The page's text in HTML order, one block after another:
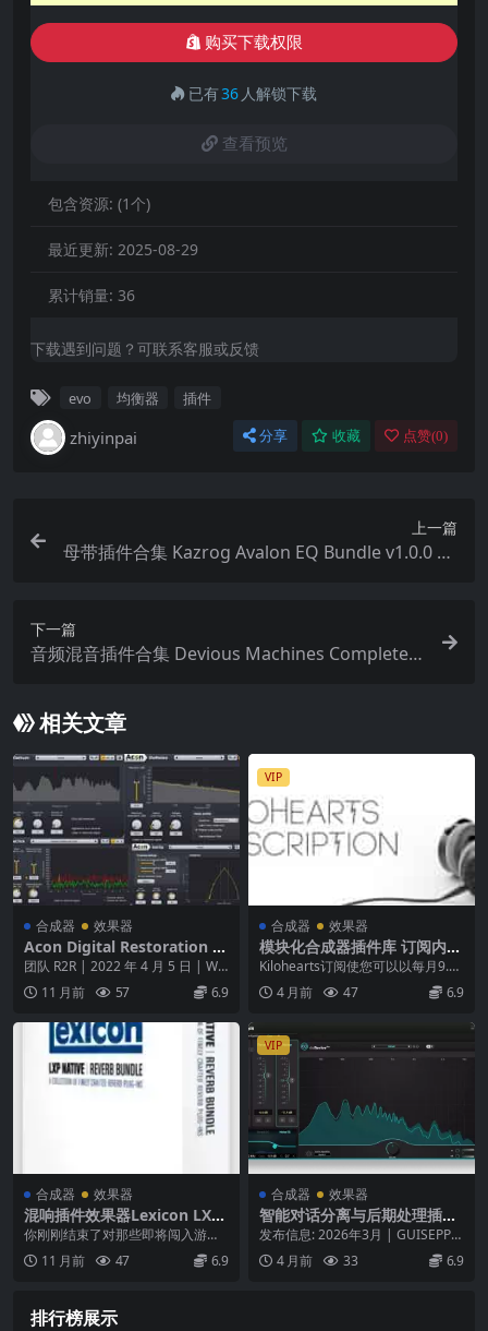
购买下载权限
已有36 人解锁下载
查看预览
包含资源: (1个)
最近更新: 2025-08-29
累计销量: 36
下载遇到问题？可联系客服或反馈
evo 均衡器 插件
zhiyinpai 分享 收藏 点赞(0)
上一篇
母带插件合集 Kazrog Avalon EQ Bundle v1.0.0 Wi
下一篇
音频混音插件合集 Devious Machines Complete E
相关文章
合成器 效果器
Acon Digital Restoration S
uite v2.1.27 音频恢复和降噪
插件
团队 R2R | 2022 年 4 月 5 日 | WI
N：17.6MB | M...
11 月前 57 6.9
VIP
合成器 效果器
模块化合成器插件库 订阅内容
kiloHearts Subscription v2.
4.6-WiN
Kilohearts订阅使您可以以每月9.99
美元的价格立即访问每个Kilohe...
4 月前 47 6.9
合成器 效果器
混响插件效果器Lexicon LXP
Native Reverb v1.3.13.8007
你刚刚结束了对那些即将闯入游戏
的艺术家的追踪。当你意识到你渴
望更多的东西时，你就...
11 月前 47 6.9
VIP
合成器 效果器
智能对话分离与后期处理插件
Accentize dxSplit v1.0.1 ma
发布信息: 2026年3月 | GUISEPPE
软件类型: 智能对话分离与后期...
4 月前 33 6.9
排行榜展示